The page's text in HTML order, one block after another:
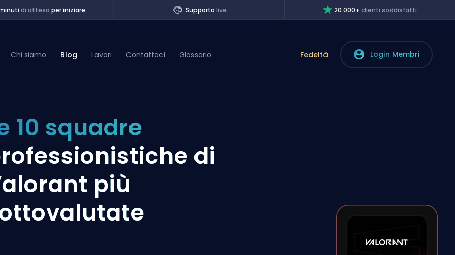
di attesa per iniziare Supporto live 20.000+clienti soddisfatti
Chi siamo Blog Lavori Contattaci Glossario Fedeltà Login Membri
10 squadre
di
più